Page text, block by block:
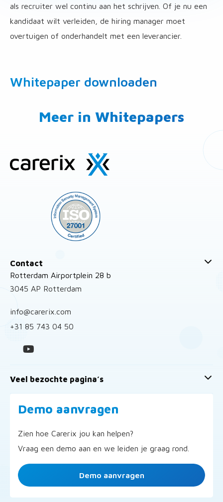
als recruiter wel continu aan het schrijven. Of je nu een
kandidaat wilt verleiden, de hiring manager moet
overtuigen of onderhandelt met een leverancier.
Whitepaper downloaden
Meer in Whitepapers
Site
footer
Contact
Rotterdam Airportplein 28 b
3045 AP Rotterdam
info@carerix.com
+31 85 743 04 50
Veel bezochte pagina’s
Demo aanvragen
Zien hoe Carerix jou kan helpen?
Vraag een demo aan en we leiden je graag rond.
Demo aanvragen